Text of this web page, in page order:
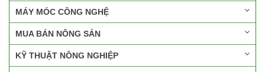
MÁY MÓC CÔNG NGHỆ
MUA BÁN NÔNG SẢN
KỸ THUẬT NÔNG NGHIỆP